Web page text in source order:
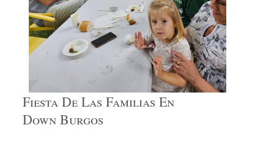
Fiesta De Las Familias En
Down Burgos